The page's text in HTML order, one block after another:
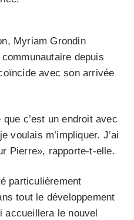
Myriam Grondin
depuis
avec son arrivée
c’est un endroit avec
voulais m’impliquer. J’ai
Pierre», rapporte-t-elle.
particulièrement
tout le développement
le nouvel